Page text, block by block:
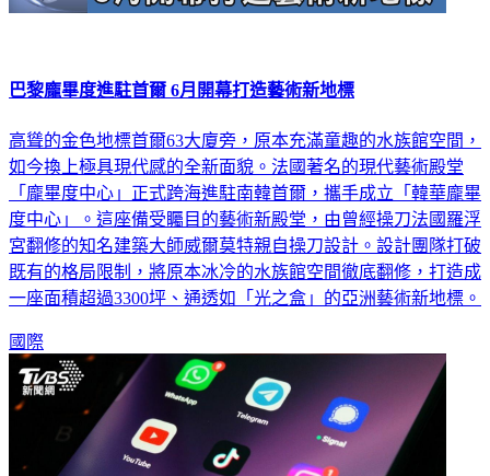
巴黎龐畢度進駐首爾 6月開幕打造藝術新地標
高聳的金色地標首爾63大廈旁，原本充滿童趣的水族館空間，
如今換上極具現代感的全新面貌。法國著名的現代藝術殿堂
「龐畢度中心」正式跨海進駐南韓首爾，攜手成立「韓華龐畢
度中心」。這座備受矚目的藝術新殿堂，由曾經操刀法國羅浮
宮翻修的知名建築大師威爾莫特親自操刀設計。設計團隊打破
既有的格局限制，將原本冰冷的水族館空間徹底翻修，打造成
一座面積超過3300坪、通透如「光之盒」的亞洲藝術新地標。
國際